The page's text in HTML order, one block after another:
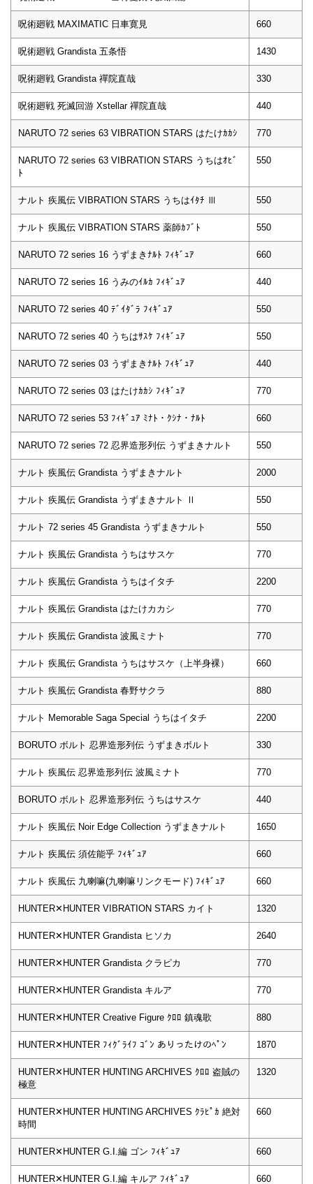
呪術廻戦 MAXIMATIC 日車寛見 660
呪術廻戦 Grandista 五条悟 1430
呪術廻戦 Grandista 禪院直哉 330
呪術廻戦 死滅回游 Xstellar 禪院直哉 440
NARUTO 72 series 63 VIBRATION STARS はたけｶｶｼ 770
NARUTO 72 series 63 VIBRATION STARS うちはｵﾋﾞ
ﾄ
550
ナルト 疾風伝 VIBRATION STARS うちはｲﾀﾁ Ⅲ 550
ナルト 疾風伝 VIBRATION STARS 薬師ｶﾌﾞﾄ 550
NARUTO 72 series 16 うずまきﾅﾙﾄ ﾌｨｷﾞｭｱ 660
NARUTO 72 series 16 うみのｲﾙｶ ﾌｨｷﾞｭｱ 440
NARUTO 72 series 40 ﾃﾞｲﾀﾞﾗ ﾌｨｷﾞｭｱ 550
NARUTO 72 series 40 うちはｻｽｹ ﾌｨｷﾞｭｱ 550
NARUTO 72 series 03 うずまきﾅﾙﾄ ﾌｨｷﾞｭｱ 440
NARUTO 72 series 03 はたけｶｶｼ ﾌｨｷﾞｭｱ 770
NARUTO 72 series 53 ﾌｨｷﾞｭｱ ﾐﾅﾄ・ｸｼﾅ・ﾅﾙﾄ 660
NARUTO 72 series 72 忍界造形列伝 うずまきナルト 550
ナルト 疾風伝 Grandista うずまきナルト 2000
ナルト 疾風伝 Grandista うずまきナルト Ⅱ 550
ナルト 72 series 45 Grandista うずまきナルト 550
ナルト 疾風伝 Grandista うちはサスケ 770
ナルト 疾風伝 Grandista うちはイタチ 2200
ナルト 疾風伝 Grandista はたけカカシ 770
ナルト 疾風伝 Grandista 波風ミナト 770
ナルト 疾風伝 Grandista うちはサスケ（上半身裸） 660
ナルト 疾風伝 Grandista 春野サクラ 880
ナルト Memorable Saga Special うちはイタチ 2200
BORUTO ボルト 忍界造形列伝 うずまきボルト 330
ナルト 疾風伝 忍界造形列伝 波風ミナト 770
BORUTO ボルト 忍界造形列伝 うちはサスケ 440
ナルト 疾風伝 Noir Edge Collection うずまきナルト 1650
ナルト 疾風伝 須佐能乎 ﾌｨｷﾞｭｱ 660
ナルト 疾風伝 九喇嘛(九喇嘛リンクモード) ﾌｨｷﾞｭｱ 660
HUNTER✕HUNTER VIBRATION STARS カイト 1320
HUNTER✕HUNTER Grandista ヒソカ 2640
HUNTER✕HUNTER Grandista クラピカ 770
HUNTER✕HUNTER Grandista キルア 770
HUNTER✕HUNTER Creative Figure ｸﾛﾛ 鎮魂歌 880
HUNTER✕HUNTER ﾌｨｸﾞﾗｲﾌ ｺﾞﾝ ありったけのﾍﾟﾝ 1870
HUNTER✕HUNTER HUNTING ARCHIVES ｸﾛﾛ 盗賊の
極意
1320
HUNTER✕HUNTER HUNTING ARCHIVES ｸﾗﾋﾟｶ 絶対
時間
660
HUNTER✕HUNTER G.I.編 ゴン ﾌｨｷﾞｭｱ 660
HUNTER✕HUNTER G.I.編 キルア ﾌｨｷﾞｭｱ 660